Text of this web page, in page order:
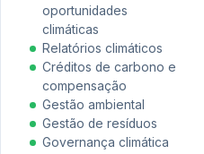
oportunidades
climáticas
Relatórios climáticos
Créditos de carbono e
compensação
Gestão ambiental
Gestão de resíduos
Governança climática